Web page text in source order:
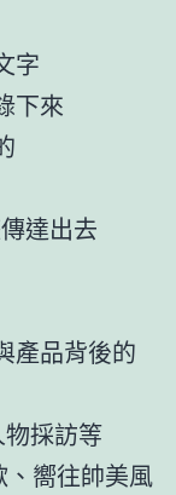
字
下來
達出去
產品背後的
採訪等
嚮往帥美風